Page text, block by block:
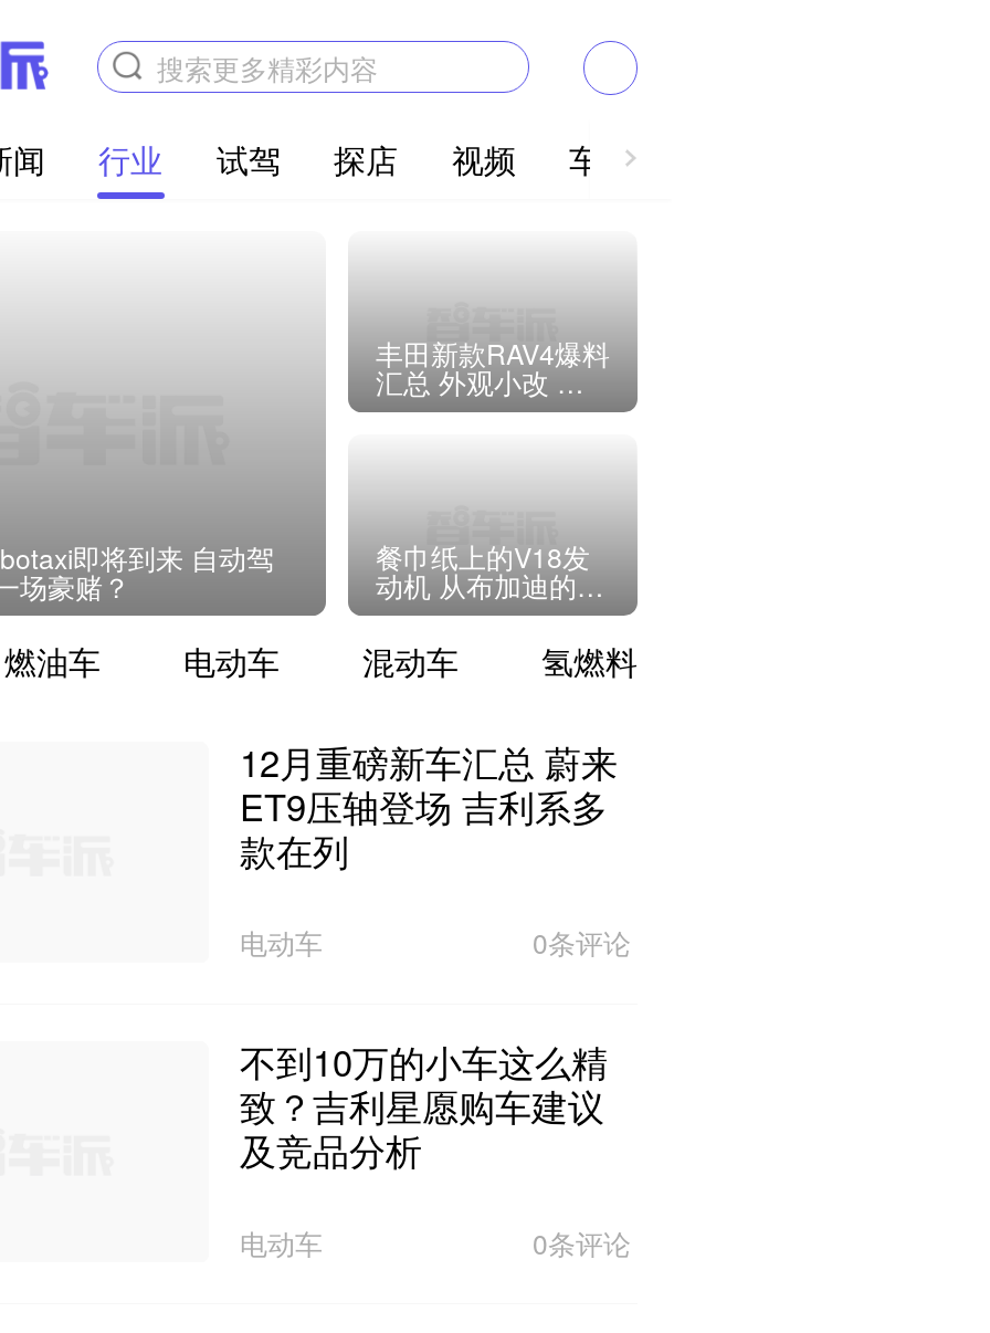
搜索更多精彩内容
闻 行业 试驾 探店 视频 车图
即将到来 自动驾
场豪赌？
丰田新款RAV4爆料
汇总 外观小改 全
面拥抱电气化
餐巾纸上的V18发
动机 从布加迪的崛
起看皮耶希造车哲
学
燃油车 电动车 混动车 氢燃料
12月重磅新车汇总 蔚来
ET9压轴登场 吉利系多
款在列
电动车 0条评论
不到10万的小车这么精
致？吉利星愿购车建议
及竞品分析
电动车 0条评论